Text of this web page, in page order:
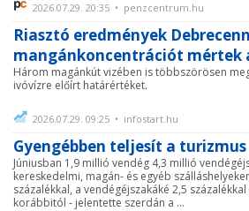
2026.07.29. 20:35 • penzcentrum.hu
Riasztó eredmények
mangánkoncentrációt mértek
Három magánkút vizében is többszörösen
ivóvízre előírt határértéket.
2026.07.29. 09:25 • infostart.hu
Gyengébben teljesít a turizmus
Júniusban 1,9 millió vendég 4,3 millió
kereskedelmi, magán- és egyéb
százalékkal, a vendégéjszakáké 2,5
korábbitól - jelentette szerdán a ...